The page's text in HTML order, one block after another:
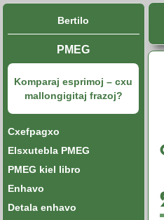
Bertilo
PMEG
Komparaj esprimoj – cxu
mallongigitaj frazoj?
Cxefpagxo
Elsxutebla PMEG
PMEG kiel libro
Enhavo
Detala enhavo